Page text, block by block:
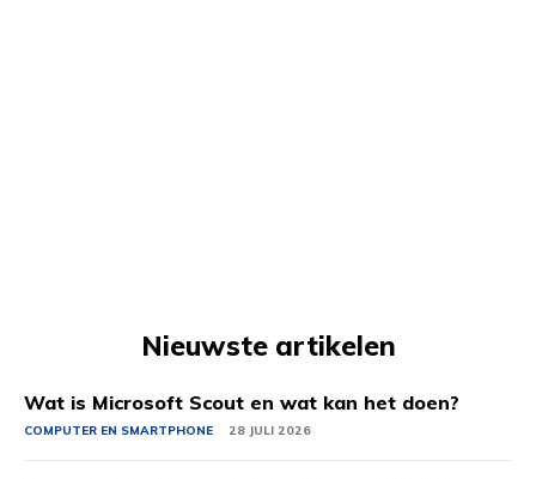
Nieuwste artikelen
Wat is Microsoft Scout en wat kan het doen?
COMPUTER EN SMARTPHONE 28 JULI 2026